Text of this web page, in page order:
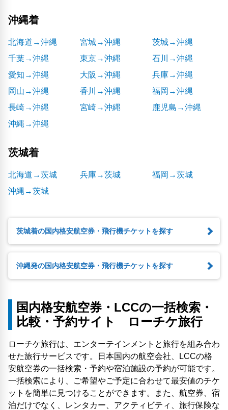
沖縄着
北海道→沖縄 宮城→沖縄
茨城→沖縄
千葉→沖縄
東京→沖縄
石川→沖縄
愛知→沖縄
大阪→沖縄
兵庫→沖縄
岡山→沖縄
香川→沖縄
福岡→沖縄
長崎→沖縄
宮崎→沖縄
鹿児島→沖縄
沖縄→沖縄
茨城着
北海道→茨城 兵庫→茨城
福岡→茨城
沖縄→茨城
茨城着の国内格安航空券・飛行機チケットを探す
沖縄発の国内格安航空券・飛行機チケットを探す
国内格安航空券・LCCの一括検索・
比較・予約サイト ローチケ旅行
ローチケ旅行は、エンターテインメントと旅行を組み合わ
せた旅行サービスです。日本国内の航空会社、LCCの格
安航空券の一括検索・予約や宿泊施設の予約が可能です。
一括検索により、ご希望やご予定に合わせて最安値のチケ
ットを簡単に見つけることができます。また、航空券、宿
泊だけでなく、レンタカー、アクティビティ、旅行保険な